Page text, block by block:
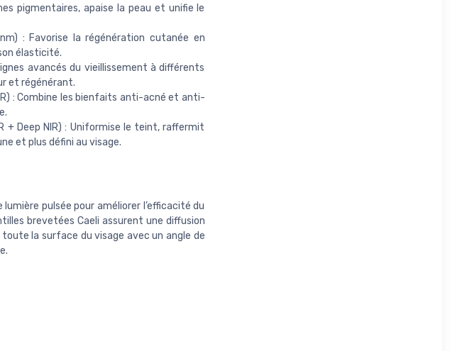
pigmentaires, apaise la peau et unifie le
: Favorise la régénération cutanée en
élasticité.
avancés du vieillissement à différents
et régénérant.
: Combine les bienfaits anti-acné et anti-
+ Deep NIR) : Uniformise le teint, raffermit
et plus défini au visage.
pulsée pour améliorer l’efficacité du
brevetées Caeli assurent une diffusion
la surface du visage avec un angle de